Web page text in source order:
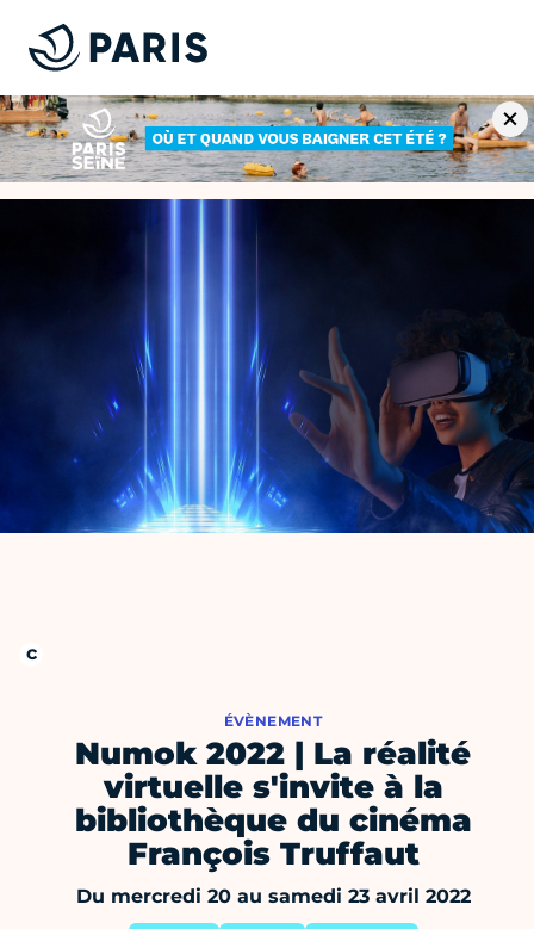
ÉVÈNEMENT
Numok 2022 | La réalité
virtuelle s'invite à la
bibliothèque du cinéma
François Truffaut
Du mercredi 20 au samedi 23 avril 2022